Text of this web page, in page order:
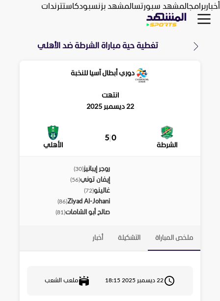
أخباربرامجالمشهد سبورتسالمشهد بزنسبودكاستترندات
تغطية حية مباراة الشرطة ضد الأهلي
دوري أبطال آسيا للنخبة
انتهت
22 ديسمبر 2025
الشرطة
0
|
5
الأهلي
روجر إيبانيز(
30
)
إيفان توني(
56
)
غالينو(
72
)
Ziyad Al-Johani
(
86
)
صالح أبو الشامات(
81
)
ملخص المباراة التشكيلة أخبار
22 ديسمبر 2025 18:15 ملعب الشعب